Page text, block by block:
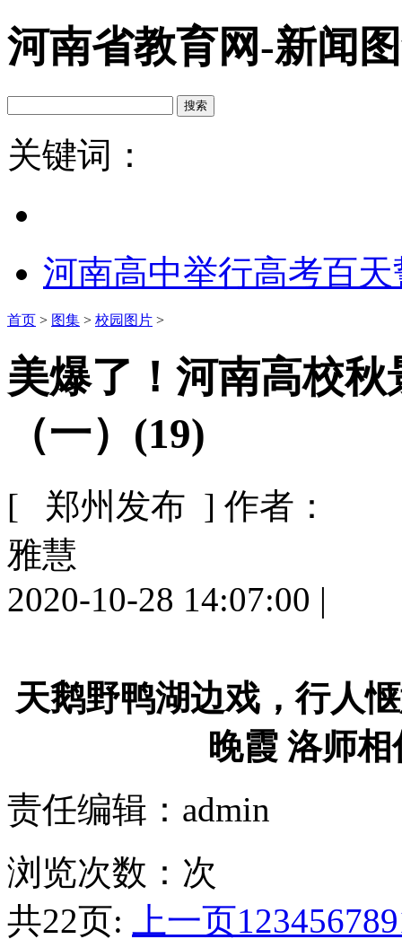
河南省教育网-新闻
关键词：
河南高中举行高考百
首页 > 图集 > 校园图片 >
美爆了！河南高校
（一）(19)
[ 郑州发布 ] 作者：
雅慧
2020-10-28 14:07:00 |
天鹅野鸭湖边戏，行人
晚霞 洛师
责任编辑：admin
浏览次数： 次
共22页:
上一页123456789